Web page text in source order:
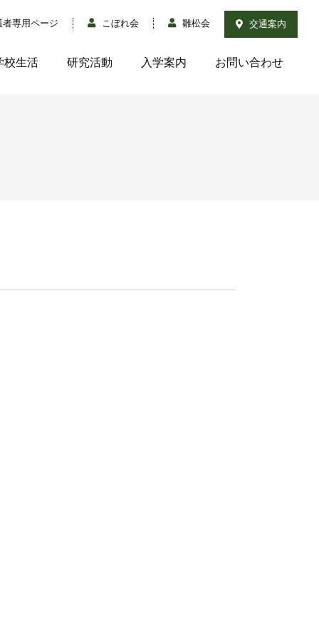
専用ページ こぼれ会 雛松会 交通案内
校生活 研究活動 入学案内 お問い合わせ